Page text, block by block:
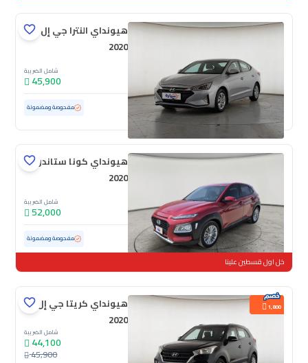
هيونداي النترا جي إل
2020
شامل الضريبة
45,900
مستعملة 124,907 كم مفحوصة ومضمونة
هيونداي كونا ستاندر
2020
شامل الضريبة
52,000
مستعملة 37,225 كم ممشى قليل مفحوصة ومضمونة
خل اول قسطين علينا
1,800
هيونداي كريتا جي إل
2020
شامل الضريبة
44,100
45,900